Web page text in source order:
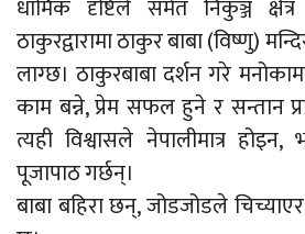
धार्मिक दृष्टिले समेत निकुञ्ज
ठाकुरद्वारामा ठाकुर बाबा (विष्णु)
लाग्छ। ठाकुरबाबा दर्शन गरे
काम बन्ने, प्रेम सफल हुने र सन्तान
त्यही विश्वासले नेपालीमात्र
पूजापाठ गर्छन्।
बाबा बहिरा छन्, जोडजोडले